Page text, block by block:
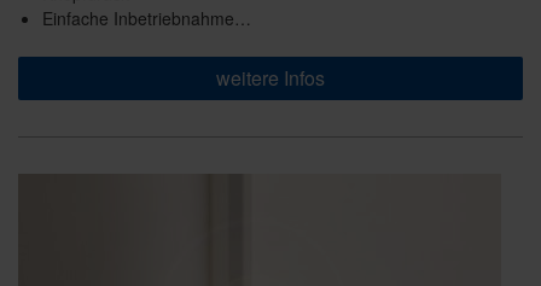
Einfache Inbetriebnahme…
weitere Infos